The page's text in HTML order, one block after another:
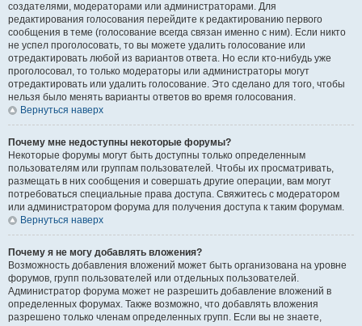
создателями, модераторами или администраторами. Для
редактирования голосования перейдите к редактированию первого
сообщения в теме (голосование всегда связан именно с ним). Если никто
не успел проголосовать, то вы можете удалить голосование или
отредактировать любой из вариантов ответа. Но если кто-нибудь уже
проголосовал, то только модераторы или администраторы могут
отредактировать или удалить голосование. Это сделано для того, чтобы
нельзя было менять варианты ответов во время голосования.
Вернуться наверх
Почему мне недоступны некоторые форумы?
Некоторые форумы могут быть доступны только определенным
пользователям или группам пользователей. Чтобы их просматривать,
размещать в них сообщения и совершать другие операции, вам могут
потребоваться специальные права доступа. Свяжитесь с модератором
или администратором форума для получения доступа к таким форумам.
Вернуться наверх
Почему я не могу добавлять вложения?
Возможность добавления вложений может быть организована на уровне
форумов, групп пользователей или отдельных пользователей.
Администратор форума может не разрешить добавление вложений в
определенных форумах. Также возможно, что добавлять вложения
разрешено только членам определенных групп. Если вы не знаете,